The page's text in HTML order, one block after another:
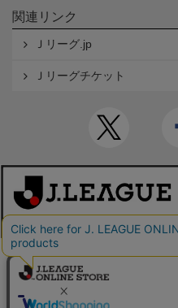
関連リンク
Ｊリーグ.jp
Ｊリーグチケット
本サイトで使用している文章・画像
© JAPAN PROFESSIONAL FOOTBALL